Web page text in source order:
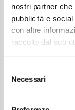
nostri partner che
pubblicità e
con altre
raccolto dal suo
delNecessari